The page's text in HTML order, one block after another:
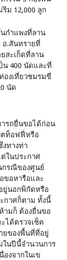
ม 12,000 ลูก
กำแพงที่ลาน
อ.สันทรายที่
สะเก็ดที่ลาน
น 400 นัดและที่
องเที่ยวชมรมขี่
นัด
รถยื่นขอได้ก่อน
ตท็อฟฟี่หรือ
ทางท่า
ในประกาศ
กรณีของศูนย์
ขอหารือและ
ยู่นอกพิกัดหรือ
กาศก็ตาม ทั้งนี้
ามก็ ต้องยื่นขอ
ได้ตรวจเช็ค
ยของพื้นที่ที่อยู่
ในปีนี้จำนวนการ
งจากในเข